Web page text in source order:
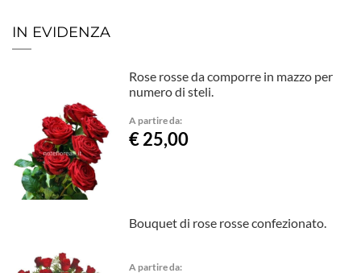
IN EVIDENZA
Rose rosse da comporre in mazzo per
numero di steli.
A partire da:
€ 25,00
Bouquet di rose rosse confezionato.
A partire da: